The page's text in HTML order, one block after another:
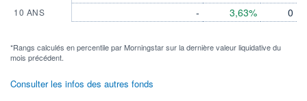
10 ANS
-
3,63%
0
*Rangs calculés en percentile par Morningstar sur la dernière valeur liquidative du
mois précédent.
Consulter les infos des autres fonds